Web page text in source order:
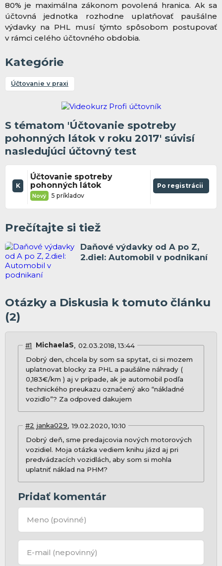
80% je maximálna zákonom povolená hranica. Ak sa
účtovná jednotka rozhodne uplatňovať paušálne
výdavky na PHL musí týmto spôsobom postupovať
v rámci celého účtovného obdobia.
Kategórie
Účtovanie v praxi
S tématom 'Účtovanie spotreby
pohonných látok v roku 2017' súvisí
nasledujúci účtovný test
K
Účtovanie spotreby
pohonných látok
Nový 5 príkladov
Po registrácii
Prečítajte si tiež
Daňové výdavky od A po Z,
2.diel: Automobil v podnikaní
Otázky a Diskusia k tomuto článku
(2)
#1 MichaelaS
02.03.2018, 13:44
Dobrý den, chcela by som sa spytat, ci si mozem
uplatnovat blocky za PHL a paušálne náhrady (
0,183€/km ) aj v prípade, ak je automobil podľa
technického preukazu označený ako “nákladné
vozidlo”? Za odpoved dakujem
#2 janka029
19.02.2020, 10:10
Dobrý deň, sme predajcovia nových motorových
vozidiel. Moja otázka vediem knihu jázd aj pri
predvádzacích vozidlách, aby som si mohla
uplatniť náklad na PHM?
Pridať komentár
Meno (povinné)
E-mail (nepovinný)